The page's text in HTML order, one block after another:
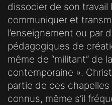
dissocier de son
communiquer et
l’enseignement ou par
pédagogiques de
même de “militant” de
contemporaine ».
partie de ces
connus, même s’il